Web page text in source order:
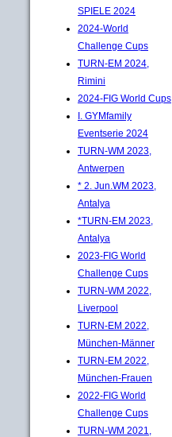
SPIELE 2024
2024-World
Challenge Cups
TURN-EM 2024,
Rimini
2024-FIG World Cups
I. GYMfamily
Eventserie 2024
TURN-WM 2023,
Antwerpen
* 2. Jun.WM 2023,
Antalya
*TURN-EM 2023,
Antalya
2023-FIG World
Challenge Cups
TURN-WM 2022,
Liverpool
TURN-EM 2022,
München-Männer
TURN-EM 2022,
München-Frauen
2022-FIG World
Challenge Cups
TURN-WM 2021,